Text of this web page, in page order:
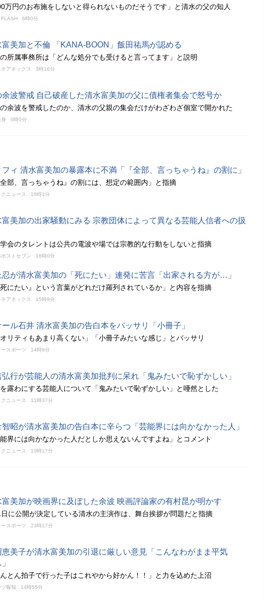
万円のお布施をしないと得られないものだそうです」と清水の父の知人
FLASH 6時0分
富美加と不倫 「KANA-BOON」飯田祐馬が認める
所属事務所は「どんな処分でも受けると言ってます」と説明
チアネックス 3時16分
余波警戒 自己破産した清水富美加の父に債権者集会で怒号か
余波を警戒したのか、清水の父親の集会だけがわざわざ個室で開かれた
0時0分
フィ 清水富美加の暴露本に不満「『全部、言っちゃうね』の割に」
全部、言っちゃうね』の割には、想定の範囲内」と指摘
クニュース 16時1分
富美加の出家騒動にみる 宗教団体によって異なる芸能人信者への扱
会のタレントは公共の電波や場では宗教的な行動をしないと指摘
ポストセブン 16時0分
忍が清水富美加の「死にたい」連発に苦言「出家される方が…」
死にたい』という言葉がどれだけ羅列されているか」と内容を指摘
チアネックス 15時9分
ール石井 清水富美加の告白本をバッサリ「小冊子」
オリティもあまり高くない」「小冊子みたいな感じ」とバッサリ
ースポーツ 14時9分
弘行が芸能人の清水富美加批判に呆れ「鬼みたいで恥ずかしい」
露わにする芸能人について「鬼みたいで恥ずかしい」と唖然とした
クニュース 11時37分
智昭が清水富美加の告白本に辛らつ「芸能界には向かなかった人」
能界には向かなかった人だとしか思えないんですよね」とコメント
クニュース 10時17分
富美加が映画界に及ぼした余波 映画評論家の有村昆が明かす
に公開が決定している清水の主演作は、舞台挨拶が問題だと指摘
ースポーツ 23時17分
恵美子が清水富美加の引退に厳しい意見「こんなわがまま平気
んとん拍子で行った子はこれやから好かん！！」と力を込めた上沼
ツ報知 14時55分